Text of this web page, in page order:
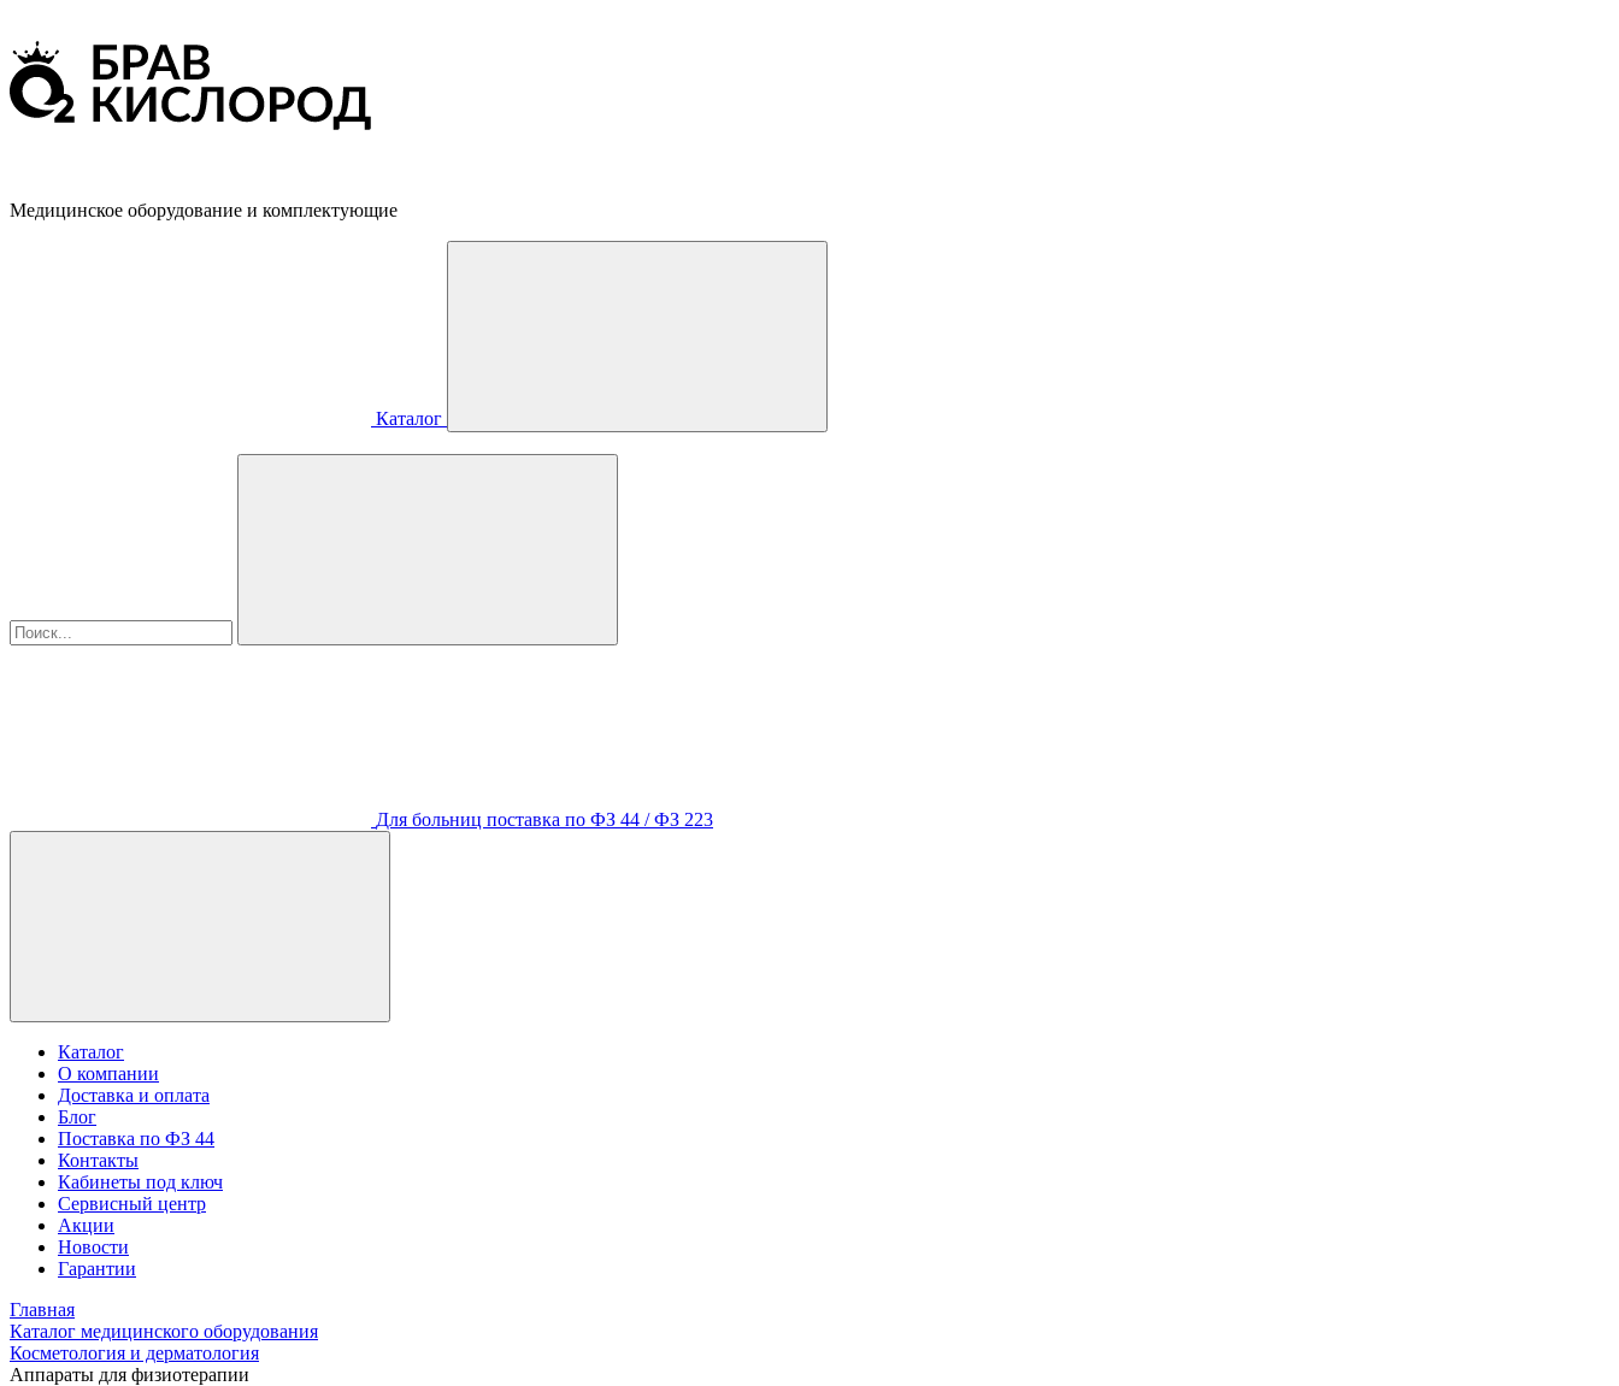
Медицинское оборудование и комплектующие
Каталог
Для больниц поставка по ФЗ 44 / ФЗ 223
Каталог
О компании
Доставка и оплата
Блог
Поставка по ФЗ 44
Контакты
Кабинеты под ключ
Сервисный центр
Акции
Новости
Гарантии
Главная
Каталог медицинского оборудования
Косметология и дерматология
Аппараты для физиотерапии